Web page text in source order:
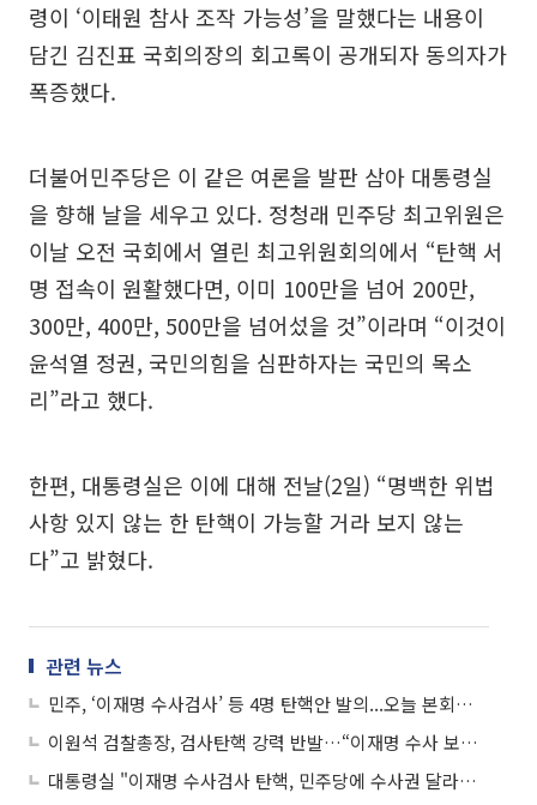
령이 ‘이태원 참사 조작 가능성’을 말했다는 내용이
담긴 김진표 국회의장의 회고록이 공개되자 동의자가
폭증했다.
더불어민주당은 이 같은 여론을 발판 삼아 대통령실
을 향해 날을 세우고 있다. 정청래 민주당 최고위원은
이날 오전 국회에서 열린 최고위원회의에서 “탄핵 서
명 접속이 원활했다면, 이미 100만을 넘어 200만,
300만, 400만, 500만을 넘어섰을 것”이라며 “이것이
윤석열 정권, 국민의힘을 심판하자는 국민의 목소
리”라고 했다.
한편, 대통령실은 이에 대해 전날(2일) “명백한 위법
사항 있지 않는 한 탄핵이 가능할 거라 보지 않는
다”고 밝혔다.
관련 뉴스
민주, ‘이재명 수사검사’ 등 4명 탄핵안 발의...오늘 본회의 보고
이원석 검찰총장, 검사탄핵 강력 반발…“이재명 수사 보복‧방탄용”
대통령실 "이재명 수사검사 탄핵, 민주당에 수사권 달라는 것"